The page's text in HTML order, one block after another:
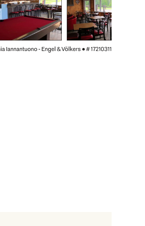
Iannantuono - Engel & Völkers ●# 17210311